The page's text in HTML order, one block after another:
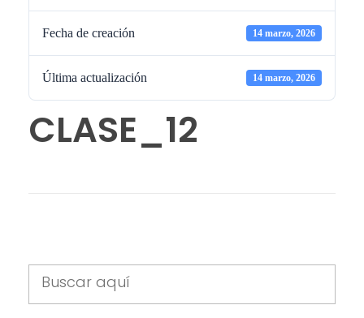
Fecha de creación 14 marzo, 2026
Última actualización 14 marzo, 2026
CLASE_12